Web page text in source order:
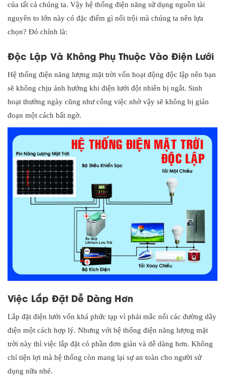
của tất cả chúng ta. Vậy hệ thống điện năng sử dụng nguồn tài
nguyên to lớn này có đặc điểm gì nổi trội mà chúng ta nên lựa
chọn? Đó chính là:
Độc Lập Và Không Phụ Thuộc Vào Điện Lưới
Hệ thống điện năng lượng mặt trời vốn hoạt động độc lập nên bạn
sẽ không chịu ảnh hưởng khi điện lưới đột nhiên bị ngắt. Sinh
hoạt thường ngày cũng như công việc nhờ vậy sẽ không bị gián
đoạn một cách bất ngờ.
Việc Lắp Đặt Dễ Dàng Hơn
Lắp đặt điện lưới vốn khá phức tạp vì phải mắc nối các đường dây
điện một cách hợp lý. Nhưng với hệ thống điện năng lượng mặt
trời này thì việc lắp đặt có phần đơn giản và dễ dàng hơn. Không
chỉ tiện lợi mà hệ thống còn mang lại sự an toàn cho người sử
dụng nữa nhé.